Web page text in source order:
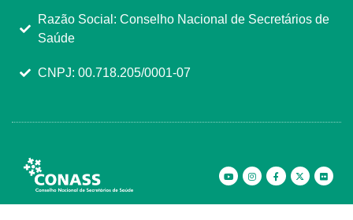
Razão Social: Conselho Nacional de Secretários de
Saúde
CNPJ: 00.718.205/0001-07